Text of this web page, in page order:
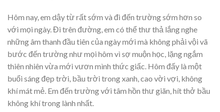
Hôm nay, em dậy từ rất sớm và đi đến trường sớm hơn so
với mọi ngày. Đi trên đường, em có thể thư thả lắng nghe
những âm thanh đầu tiên của ngày mới mà không phải vội vã
bước đến trường như mọi hôm vì sợ muộn học, lặng ngắm
thiên nhiên vừa mới vươn mình thức giấc. Hôm đấy là một
buổi sáng đẹp trời, bầu trời trong xanh, cao vời vợi, không
khí mát mẻ. Em đến trường với tâm hồn thư giãn, hít thở bầu
không khí trong lành nhất.